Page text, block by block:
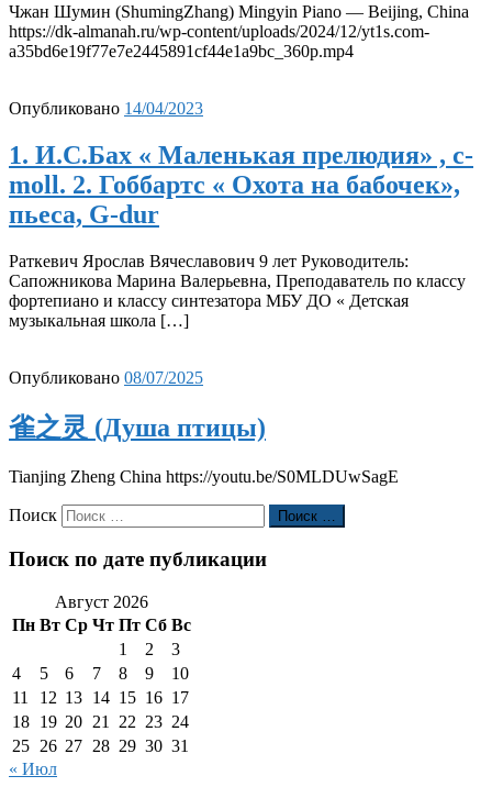
Чжан Шумин (ShumingZhang) Mingyin Piano — Beijing, China
https://dk-almanah.ru/wp-content/uploads/2024/12/yt1s.com-
a35bd6e19f77e7e2445891cf44e1a9bc_360p.mp4
Опубликовано 14/04/2023
1. И.С.Бах « Маленькая прелюдия» , c-
moll. 2. Гоббартс « Охота на бабочек»,
пьеса, G-dur
Раткевич Ярослав Вячеславович 9 лет Руководитель:
Сапожникова Марина Валерьевна, Преподаватель по классу
фортепиано и классу синтезатора МБУ ДО « Детская
музыкальная школа […]
Опубликовано 08/07/2025
雀之灵 (Душа птицы)
Tianjing Zheng China https://youtu.be/S0MLDUwSagE
Поиск Поиск …
Поиск по дате публикации
Август 2026
Пн Вт Ср Чт Пт Сб Вс
1
2
3
4
5 6 7 8 9
10
11
12 13 14 15 16 17
18 19 20 21 22 23 24
25 26 27 28 29 30 31
« Июл